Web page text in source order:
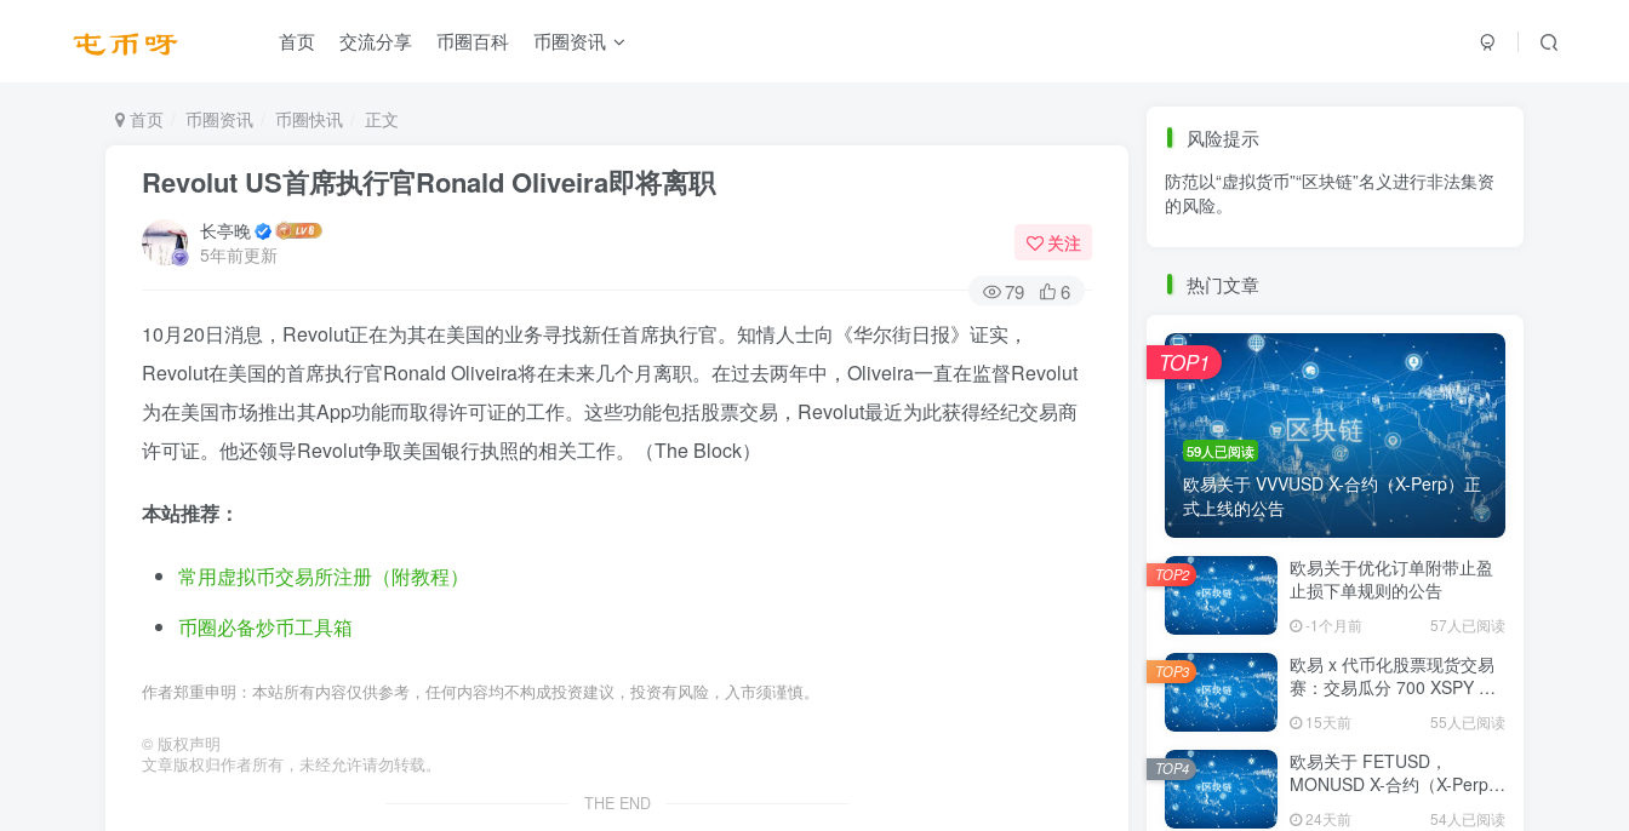
首页 交流分享 币圈百科 币圈资讯
首页 币圈资讯 币圈快讯 正文
Revolut US首席执行官Ronald Oliveira即将离职
长亭晚
5年前更新
关注
79 6
10月20日消息，Revolut正在为其在美国的业务寻找新任首席执行官。知情人士向《华尔街日报》证实，
Revolut在美国的首席执行官Ronald Oliveira将在未来几个月离职。在过去两年中，Oliveira一直在监督Revolut
为在美国市场推出其App功能而取得许可证的工作。这些功能包括股票交易，Revolut最近为此获得经纪交易商
许可证。他还领导Revolut争取美国银行执照的相关工作。（The Block）
本站推荐：
常用虚拟币交易所注册（附教程）
币圈必备炒币工具箱
作者郑重申明：本站所有内容仅供参考，任何内容均不构成投资建议，投资有风险，入市须谨慎。
© 版权声明
文章版权归作者所有，未经允许请勿转载。
THE END
零基础学K线 链上交易
白皮书
火必公告
区块链科普
风险提示
防范以“虚拟货币”“区块链”名义进行非法集资
的风险。
热门文章
59人已阅读
欧易关于 VVVUSD X-合约（X-Perp）正
式上线的公告
TOP1
欧易关于优化订单附带止盈
止损下单规则的公告
-1个月前 57人已阅读
TOP2
欧易 x 代币化股票现货交易
赛：交易瓜分 700 XSPY 奖
15天前 55人已阅读
TOP3
欧易关于 FETUSD，
MONUSD X-合约（X-Perp）
24天前 54人已阅读
TOP4